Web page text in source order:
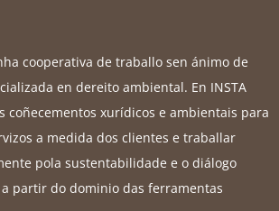
cooperativa de traballo sen ánimo de
en dereito ambiental. En INSTA
coñecementos xurídicos e ambientais para
a medida dos clientes e traballar
pola sustentabilidade e o diálogo
partir do dominio das ferramentas